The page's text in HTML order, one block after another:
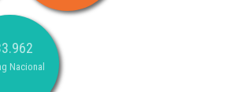
Nacional